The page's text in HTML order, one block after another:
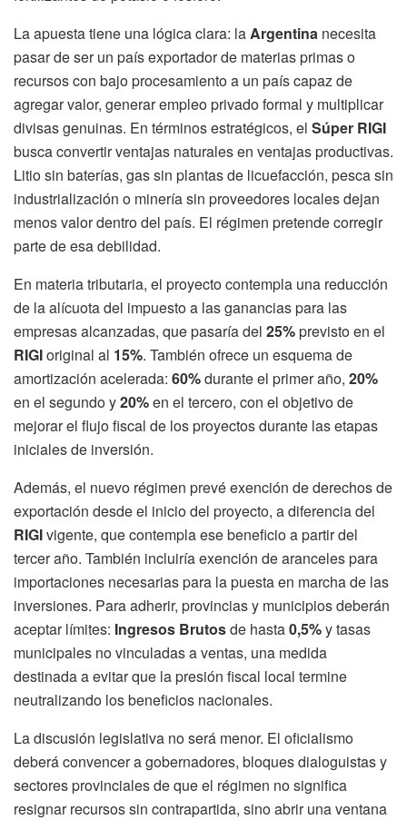
La apuesta tiene una lógica clara: laArgentina necesita
pasar de ser un país exportador de materias primas o
recursos con bajo procesamiento a un país capaz de
agregar valor, generar empleo privado formal y multiplicar
divisas genuinas. En términos estratégicos, el Súper RIGI
busca convertir ventajas naturales en ventajas productivas.
Litio sin baterías, gas sin plantas de licuefacción, pesca sin
industrialización o minería sin proveedores locales dejan
menos valor dentro del país. El régimen pretende corregir
parte de esa debilidad.
En materia tributaria, el proyecto contempla una reducción
de la alícuota del impuesto a las ganancias para las
empresas alcanzadas, que pasaría del 25%previsto en el
RIGIoriginal al 15%. También ofrece un esquema de
amortización acelerada: 60%durante el primer año, 20%
en el segundo y20%en el tercero, con el objetivo de
mejorar el flujo fiscal de los proyectos durante las etapas
iniciales de inversión.
Además, el nuevo régimen prevé exención de derechos de
exportación desde el inicio del proyecto, a diferencia del
RIGIvigente, que contempla ese beneficio a partir del
tercer año. También incluiría exención de aranceles para
importaciones necesarias para la puesta en marcha de las
inversiones. Para adherir, provincias y municipios deberán
aceptar límites: Ingresos Brutosde hasta0,5%y tasas
municipales no vinculadas a ventas, una medida
destinada a evitar que la presión fiscal local termine
neutralizando los beneficios nacionales.
La discusión legislativa no será menor. El oficialismo
deberá convencer a gobernadores, bloques dialoguistas y
sectores provinciales de que el régimen no significa
resignar recursos sin contrapartida, sino abrir una ventana